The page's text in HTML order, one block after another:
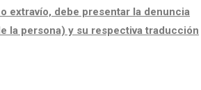
extravío, debe presentar la denuncia
la persona) y su respectiva traducción